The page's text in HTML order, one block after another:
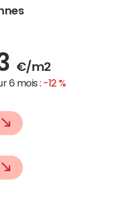
€/m2
6 mois : -12 %